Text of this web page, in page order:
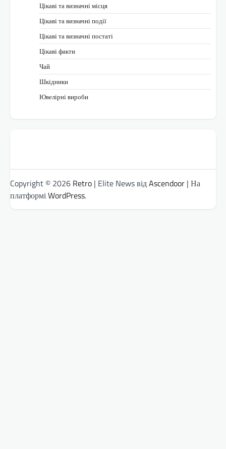
Цікаві та визначні місця
Цікаві та визначні події
Цікаві та визначні постаті
Цікаві факти
Чай
Шкідники
Ювелірні вироби
Copyright © 2026 Retro | Elite News відAscendoor | На
платформіWordPress.